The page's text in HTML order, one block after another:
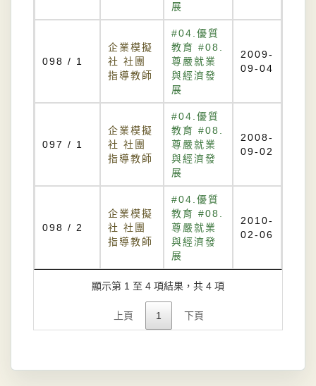
展
098 / 1
企業模擬
社 社團
指導教師
#04.優質
教育 #08.
尊嚴就業
與經濟發
展
2009-
09-04
097 / 1
企業模擬
社 社團
指導教師
#04.優質
教育 #08.
尊嚴就業
與經濟發
展
2008-
09-02
098 / 2
企業模擬
社 社團
指導教師
#04.優質
教育 #08.
尊嚴就業
與經濟發
展
2010-
02-06
顯示第 1 至 4 項結果，共 4 項
上頁 1 下頁